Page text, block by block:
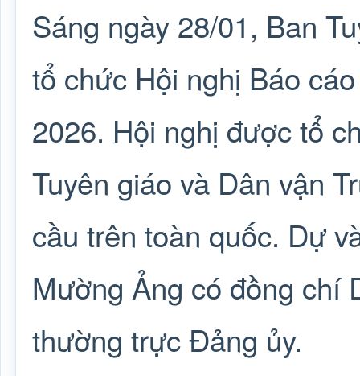
Sáng ngày 28/01, Ban
tổ chức Hội nghị Báo
2026. Hội nghị được tổ
Tuyên giáo và Dân vận
cầu trên toàn quốc. Dự
Mường Ảng có đồng chí
thường trực Đảng ủy.